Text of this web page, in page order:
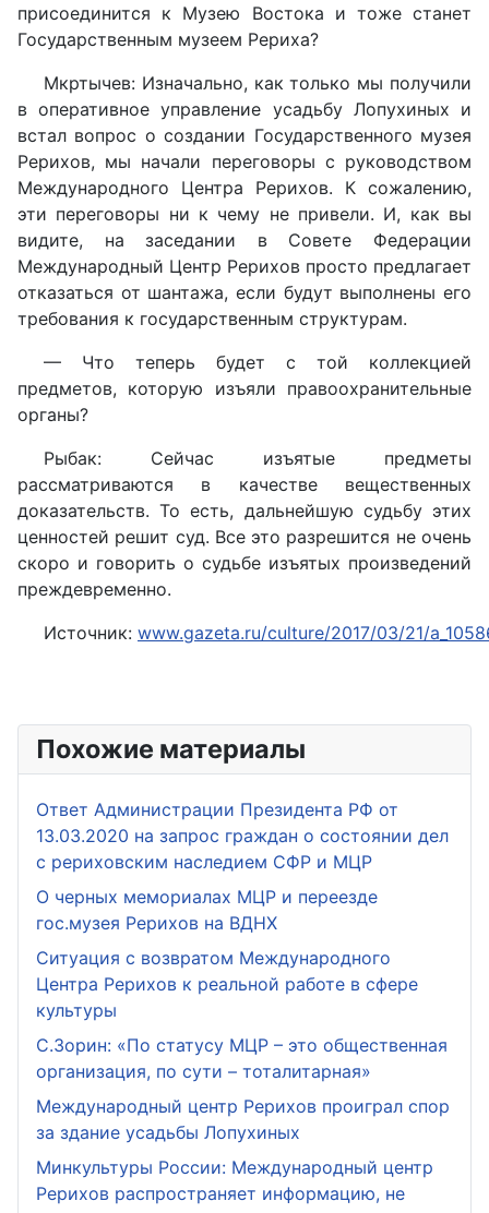
присоединится к Музею Востока и тоже станет
Государственным музеем Рериха?
Мкртычев: Изначально, как только мы получили
в оперативное управление усадьбу Лопухиных и
встал вопрос о создании Государственного музея
Рерихов, мы начали переговоры с руководством
Международного Центра Рерихов. К сожалению,
эти переговоры ни к чему не привели. И, как вы
видите, на заседании в Совете Федерации
Международный Центр Рерихов просто предлагает
отказаться от шантажа, если будут выполнены его
требования к государственным структурам.
— Что теперь будет с той коллекцией
предметов, которую изъяли правоохранительные
органы?
Рыбак: Сейчас изъятые предметы
рассматриваются в качестве вещественных
доказательств. То есть, дальнейшую судьбу этих
ценностей решит суд. Все это разрешится не очень
скоро и говорить о судьбе изъятых произведений
преждевременно.
Источник: www.gazeta.ru/culture/2017/03/21/
Похожие материалы
Ответ Администрации Президента РФ от
13.03.2020 на запрос граждан о состоянии дел
с рериховским наследием СФР и МЦР
О черных мемориалах МЦР и переезде
гос.музея Рерихов на ВДНХ
Ситуация с возвратом Международного
Центра Рерихов к реальной работе в сфере
культуры
С.Зорин: «По статусу МЦР – это общественная
организация, по сути – тоталитарная»
Международный центр Рерихов проиграл спор
за здание усадьбы Лопухиных
Минкультуры России: Международный центр
Рерихов распространяет информацию, не